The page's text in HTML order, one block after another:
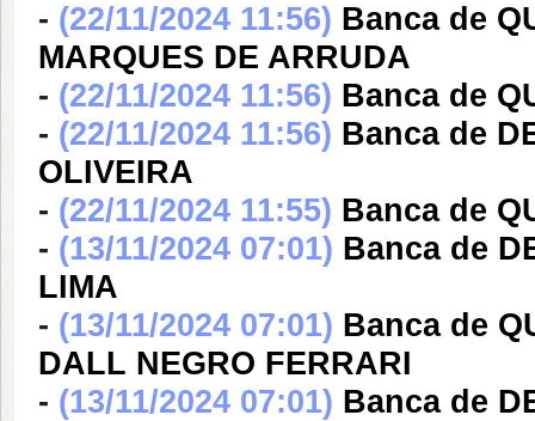
- (22/11/2024 11:56) Banca de
MARQUES DE ARRUDA
- (22/11/2024 11:56) Banca de
- (22/11/2024 11:56) Banca de
OLIVEIRA
- (22/11/2024 11:55) Banca de
- (13/11/2024 07:01) Banca de
LIMA
- (13/11/2024 07:01) Banca de
DALL NEGRO FERRARI
- (13/11/2024 07:01) Banca de